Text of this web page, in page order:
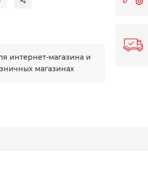
интернет-магазина и
магазинах